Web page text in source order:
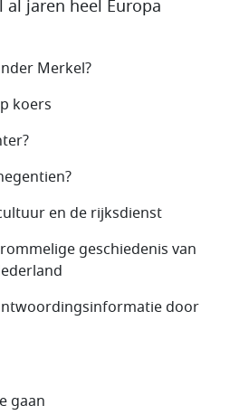
al jaren heel Europa
Merkel?
koers
en de rijksdienst
geschiedenis van
door
gaan